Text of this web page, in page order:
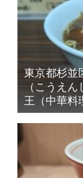
東京都杉並
（こうえ
王（中華料